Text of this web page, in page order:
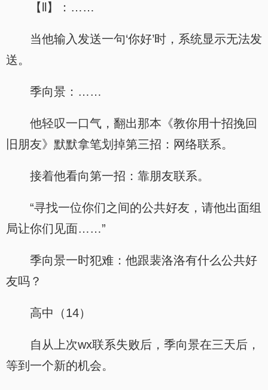
【ll】：……
当他输入发送一句‘你好’时，系统显示无法发
送。
季向景：……
他轻叹一口气，翻出那本《教你用十招挽回
旧朋友》默默拿笔划掉第三招：网络联系。
接着他看向第一招：靠朋友联系。
“寻找一位你们之间的公共好友，请他出面组
局让你们见面……”
季向景一时犯难：他跟裴洛洛有什么公共好
友吗？
高中（14）
自从上次wx联系失败后，季向景在三天后，
等到一个新的机会。